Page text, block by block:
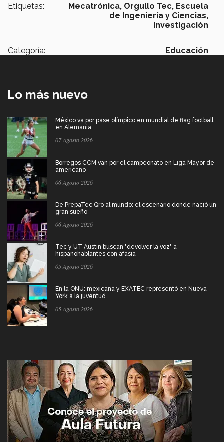
Etiquetas: Mecatrónica, Orgullo Tec, Escuela
de Ingeniería y Ciencias,
Investigación
Categoría: Educación
Lo más nuevo
México va por pase olímpico en mundial de flag football
en Alemania
07 Agosto 2026
Borregos CCM van por el campeonato en Liga Mayor de
americano
06 Agosto 2026
De PrepaTec Qro al mundo: el escenario donde nació un
gran sueño
06 Agosto 2026
Tec y UT Austin buscan "devolver la voz" a
hispanohablantes con afasia
05 Agosto 2026
En la ONU: mexicana y EXATEC representó en Nueva
York a la juventud
05 Agosto 2026